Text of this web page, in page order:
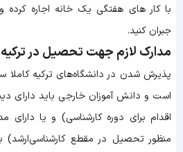
با کار های هفتگی یک خانه اجاره
جبران کنید.
مدارک لازم جهت تحصیل در ترکیه
پذیرش شدن در دانشگاه‌های ترکیه
است و دانش آموزان خارجی باید دارای
اقدام برای دوره کارشناسی) و یا دارای
منظور تحصیل در مقطع کارشناسی‌ارشد)